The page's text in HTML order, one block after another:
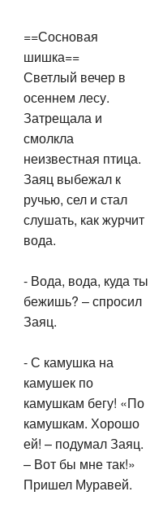
==Сосновая
шишка==
Светлый вечер в
осеннем лесу.
Затрещала и
смолкла
неизвестная птица.
Заяц выбежал к
ручью, сел и стал
слушать, как журчит
вода.
- Вода, вода, куда ты
бежишь? – спросил
Заяц.
- С камушка на
камушек по
камушкам бегу! «По
камушкам. Хорошо
ей! – подумал Заяц.
– Вот бы мне так!»
Пришел Муравей.